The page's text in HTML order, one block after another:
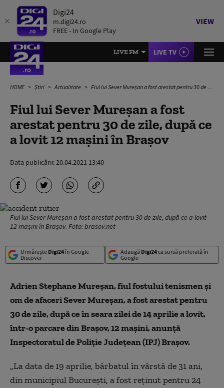
Digi24
m.digi24.ro
FREE - In Google Play
VIEW
LIVE FM LIVE TV
HOME Știri Actualitate Fiul lui Sever Mureșan a fost arestat pentru 30 de zile, după ce a lovit 12 mașini în Brașov
Fiul lui Sever Mureșan a fost
arestat pentru 30 de zile, după ce
a lovit 12 mașini în Brașov
Data publicării:20.04.2021 13:40
Fiul lui Sever Mureșan a fost arestat pentru 30 de zile, după ce a lovit
12 mașini în Brașov. Foto: brasov.net
Urmărește Digi24în Google
Discover
Adaugă Digi24ca sursă preferată în
Google
Adrien Stephane Mureșan, fiul fostului tenismen și
om de afaceri Sever Mureșan, a fost arestat pentru
30 de zile, după ce în seara zilei de 14 aprilie a lovit,
într-o parcare din Brașov, 12 maşini, anunță
Inspectoratul de Poliţie Judeţean (IPJ) Braşov.
„La data de 19 aprilie, bărbatul în vârstă de 31 ani,
din municipiul Bucureşti, a fost reţinut pentru 24